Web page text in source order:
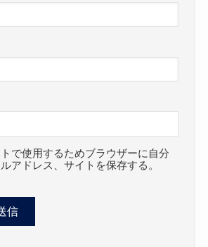
で使用するためブラウザーに自分
アドレス、サイトを保存する。